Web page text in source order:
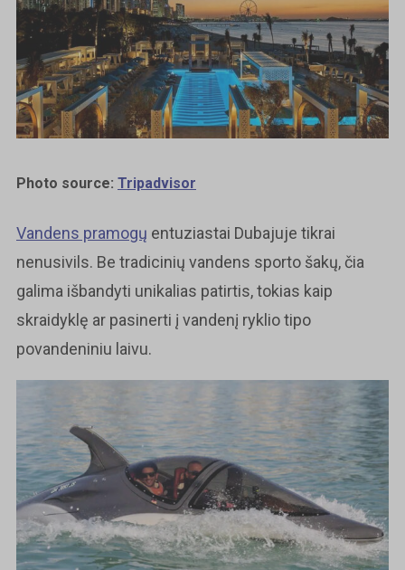
Photo source: Tripadvisor
Vandens pramogų entuziastai Dubajuje tikrai
nenusivils. Be tradicinių vandens sporto šakų, čia
galima išbandyti unikalias patirtis, tokias kaip
skraidyklę ar pasinerti į vandenį ryklio tipo
povandeniniu laivu.